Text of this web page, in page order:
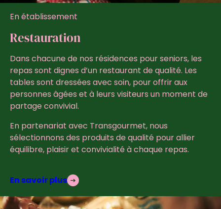
En établissement
Restauration
Dans chacune de nos résidences pour seniors, les
repas sont dignes d’un restaurant de qualité. Les
tables sont dressées avec soin, pour offrir aux
personnes âgées et à leurs visiteurs un moment de
partage convivial.
En partenariat avec Transgourmet, nous
sélectionnons des produits de qualité pour allier
équilibre, plaisir et convivialité à chaque repas.
En savoir plus